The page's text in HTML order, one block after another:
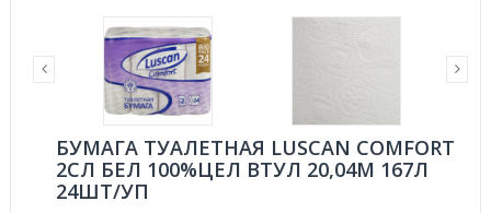
БУМАГА ТУАЛЕТНАЯ LUSCAN COMFORT
2СЛ БЕЛ 100%ЦЕЛ ВТУЛ 20,04М 167Л
24ШТ/УП